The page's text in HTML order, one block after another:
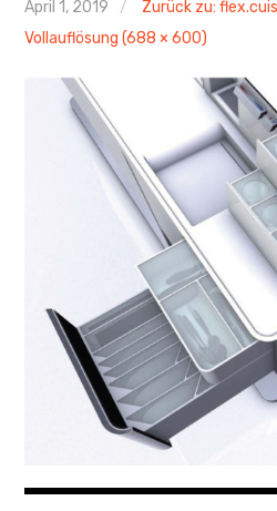
Links
Kontakt
Impressum
April 1, 2019
Zurück zu:
Vollauflösung (688 × 600)